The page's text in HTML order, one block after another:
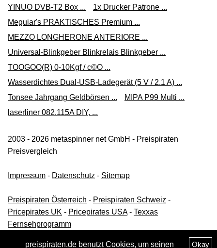
YINUO DVB-T2 Box ...
1x Drucker Patrone ...
Meguiar's PRAKTISCHES Premium ...
MEZZO LONGHERONE ANTERIORE ...
Universal-Blinkgeber Blinkrelais Blinkgeber ...
TOOGOO(R) 0-10Kgf / c©O ...
Wasserdichtes Dual-USB-Ladegerät (5 V / 2.1 A) ...
Tonsee Jahrgang Geldbörsen ...
MIPA P99 Multi ...
laserliner 082.115A DIY, ...
2003 - 2026 metaspinner net GmbH - Preispiraten
Preisvergleich
Impressum - Datenschutz - Sitemap
Preispiraten Österreich - Preispiraten Schweiz -
Pricepirates UK - Pricepirates USA- Texxas
Fernsehprogramm
Okay
preispiraten.de benutzt Cookies, um seinen